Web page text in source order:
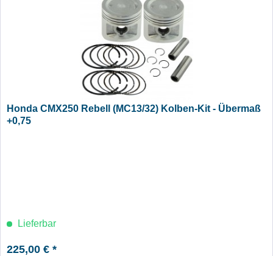
Honda CMX250 Rebell (MC13/32) Kolben-Kit - Übermaß
+0,75
Lieferbar
225,00 € *